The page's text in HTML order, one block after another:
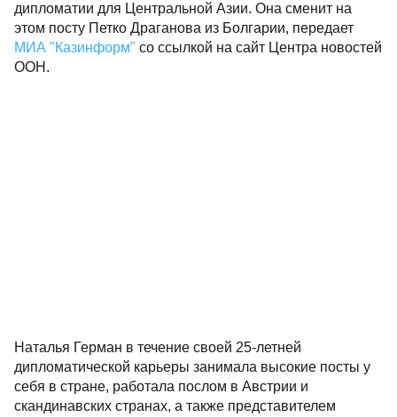
дипломатии для Центральной Азии. Она сменит на
этом посту Петко Драганова из Болгарии, передает
МИА "Казинформ" со ссылкой на сайт Центра новостей
ООН.
Наталья Герман в течение своей 25-летней
дипломатической карьеры занимала высокие посты у
себя в стране, работала послом в Австрии и
скандинавских странах, а также представителем